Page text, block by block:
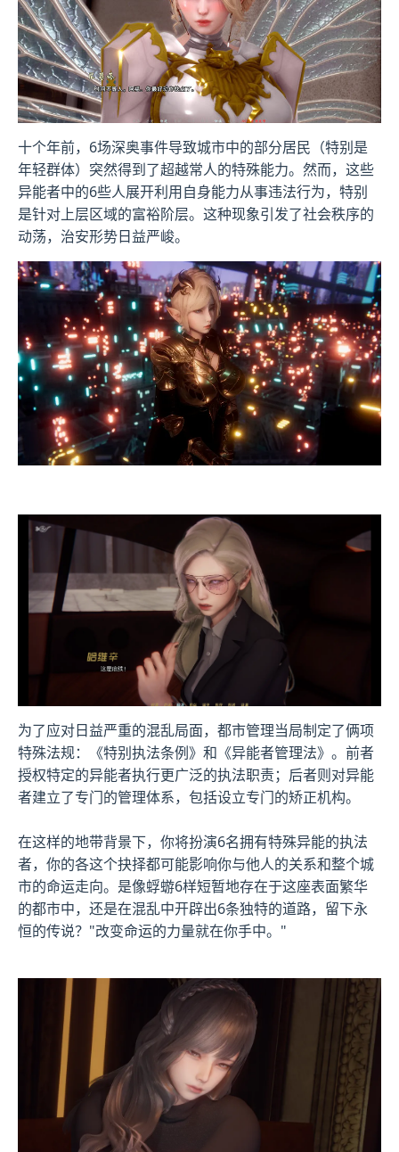
十个年前，6场深奥事件导致城市中的部分居民（特别是
年轻群体）突然得到了超越常人的特殊能力。然而，这些
异能者中的6些人展开利用自身能力从事违法行为，特别
是针对上层区域的富裕阶层。这种现象引发了社会秩序的
动荡，治安形势日益严峻。
为了应对日益严重的混乱局面，都市管理当局制定了俩项
特殊法规：《特别执法条例》和《异能者管理法》。前者
授权特定的异能者执行更广泛的执法职责；后者则对异能
者建立了专门的管理体系，包括设立专门的矫正机构。
在这样的地带背景下，你将扮演6名拥有特殊异能的执法
者，你的各这个抉择都可能影响你与他人的关系和整个城
市的命运走向。是像蜉蝣6样短暂地存在于这座表面繁华
的都市中，还是在混乱中开辟出6条独特的道路，留下永
恒的传说？"改变命运的力量就在你手中。"